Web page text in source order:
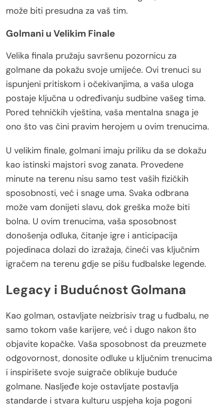
može biti presudna za vaš tim.
Golmani u Velikim Finale
Velika finala pružaju savršenu pozornicu za
golmane da pokažu svoje umijeće. Ovi trenuci su
ispunjeni pritiskom i očekivanjima, a vaša uloga
postaje ključna u određivanju sudbine vašeg tima.
Pored tehničkih vještina, vaša mentalna snaga je
ono što vas čini pravim herojem u ovim trenucima.
U velikim finale, golmani imaju priliku da se dokažu
kao istinski majstori svog zanata. Provedene
minute na terenu nisu samo test vaših fizičkih
sposobnosti, već i snage uma. Svaka odbrana
može vam donijeti slavu, dok greška može biti
bolna. U ovim trenucima, vaša sposobnost
donošenja odluka, čitanje igre i anticipacija
pojedinaca dolazi do izražaja, čineći vas ključnim
igračem na terenu gdje se pišu fudbalske legende.
Legacy i Budućnost Golmana
Kao golman, ostavljate neizbrisiv trag u fudbalu, ne
samo tokom vaše karijere, već i dugo nakon što
objavite kopačke. Vaša sposobnost da preuzmete
odgovornost, donosite odluke u ključnim trenucima
i inspirišete svoje suigrače oblikuje buduće
golmane. Nasljeđe koje ostavljate postavlja
standarde i stvara kulturu uspjeha koja pogoni